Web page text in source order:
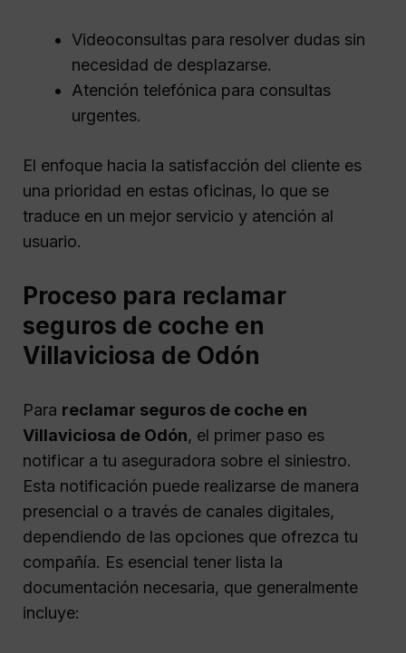
Videoconsultas para resolver dudas sin
necesidad de desplazarse.
Atención telefónica para consultas
urgentes.
El enfoque hacia la satisfacción del cliente es
una prioridad en estas oficinas, lo que se
traduce en un mejor servicio y atención al
usuario.
Proceso para reclamar
seguros de coche en
Villaviciosa de Odón
Para reclamar seguros de coche en
Villaviciosa de Odón, el primer paso es
notificar a tu aseguradora sobre el siniestro.
Esta notificación puede realizarse de manera
presencial o a través de canales digitales,
dependiendo de las opciones que ofrezca tu
compañía. Es esencial tener lista la
documentación necesaria, que generalmente
incluye: